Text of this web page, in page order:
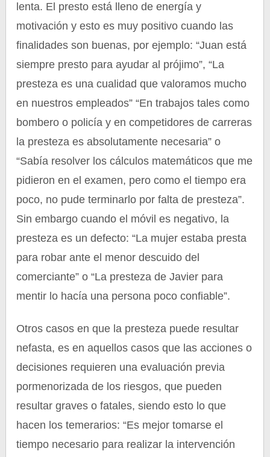
lenta. El presto está lleno de energía y
motivación y esto es muy positivo cuando las
finalidades son buenas, por ejemplo: “Juan está
siempre presto para ayudar al prójimo”, “La
presteza es una cualidad que valoramos mucho
en nuestros empleados” “En trabajos tales como
bombero o policía y en competidores de carreras
la presteza es absolutamente necesaria” o
“Sabía resolver los cálculos matemáticos que me
pidieron en el examen, pero como el tiempo era
poco, no pude terminarlo por falta de presteza”.
Sin embargo cuando el móvil es negativo, la
presteza es un defecto: “La mujer estaba presta
para robar ante el menor descuido del
comerciante” o “La presteza de Javier para
mentir lo hacía una persona poco confiable”.
Otros casos en que la presteza puede resultar
nefasta, es en aquellos casos que las acciones o
decisiones requieren una evaluación previa
pormenorizada de los riesgos, que pueden
resultar graves o fatales, siendo esto lo que
hacen los temerarios: “Es mejor tomarse el
tiempo necesario para realizar la intervención